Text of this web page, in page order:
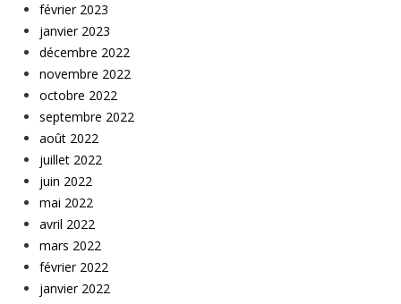
février 2023
janvier 2023
décembre 2022
novembre 2022
octobre 2022
septembre 2022
août 2022
juillet 2022
juin 2022
mai 2022
avril 2022
mars 2022
février 2022
janvier 2022